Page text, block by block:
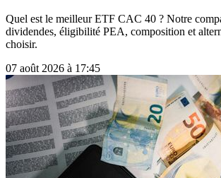
Quel est le meilleur ETF CAC 40 ? Notre
dividendes, éligibilité PEA, composition et
choisir.
07 août 2026 à 17:45